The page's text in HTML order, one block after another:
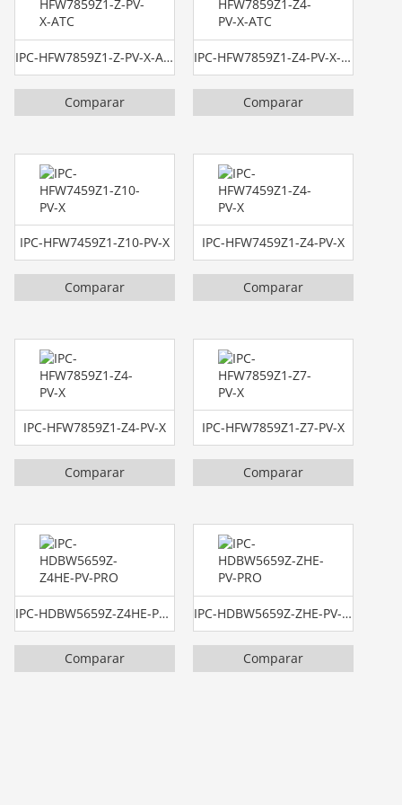
IPC-HFW7859Z1-Z-PV-X-ATC
Comparar
IPC-HFW7859Z1-Z4-PV-X-ATC
Comparar
IPC-HFW7459Z1-Z10-PV-X
Comparar
IPC-HFW7459Z1-Z4-PV-X
Comparar
IPC-HFW7859Z1-Z4-PV-X
Comparar
IPC-HFW7859Z1-Z7-PV-X
Comparar
IPC-HDBW5659Z-Z4HE-PV-PRO
Comparar
IPC-HDBW5659Z-ZHE-PV-PRO
Comparar